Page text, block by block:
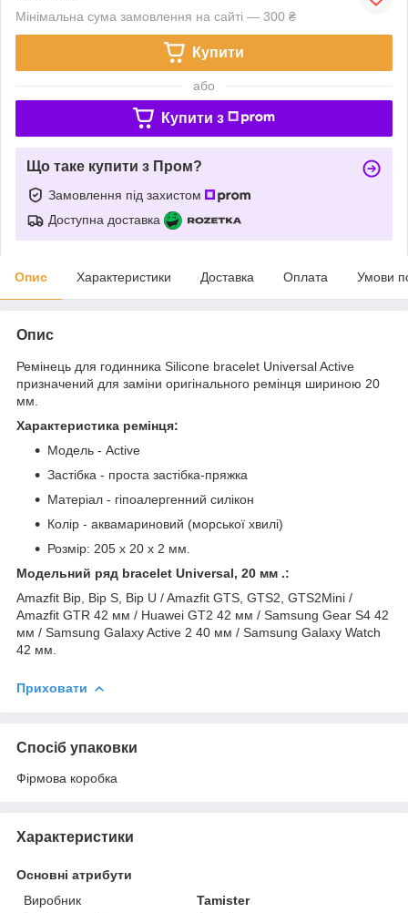
Мінімальна сума замовлення на сайті — 300 ₴
Купити
або
Купити з
Що таке купити з Пром?
Замовлення під захистом
Доступна доставка
Опис Характеристики Доставка Оплата Умови
Опис
Ремінець для годинника Silicone bracelet Universal Active
призначений для заміни оригінального ремінця шириною 20
мм.
Характеристика ремінця:
Модель - Active
Застібка - проста застібка-пряжка
Матеріал - гіпоалергенний силікон
Колір - аквамариновий (морської хвилі)
Розмір: 205 x 20 x 2 мм.
Модельний ряд bracelet Universal, 20 мм .:
Amazfit Bip, Bip S, Bip U / Amazfit GTS, GTS2, GTS2Mini /
Amazfit GTR 42 мм / Huawei GT2 42 мм / Samsung Gear S4 42
мм / Samsung Galaxy Active 2 40 мм / Samsung Galaxy Watch
42 мм.
Приховати
Спосіб упаковки
Фірмова коробка
Характеристики
Основні атрибути
Виробник
Tamister